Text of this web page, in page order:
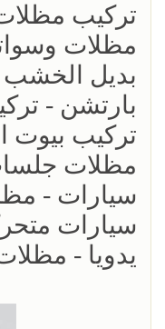
تركيب
مظلات
بديل الخشب
بارتشن -
تركيب بيوت
مظلات
سيارات -
سيارات
يدويا -